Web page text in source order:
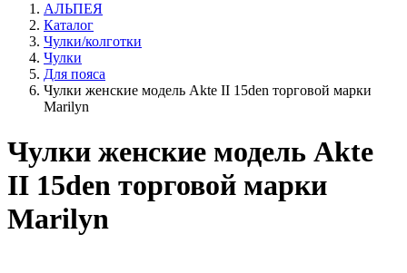
АЛЬПЕЯ
Каталог
Чулки/колготки
Чулки
Для пояса
Чулки женские модель Akte II 15den торговой марки
Marilyn
Чулки женские модель Akte
II 15den торговой марки
Marilyn